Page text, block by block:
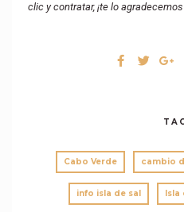
clic y contratar, ¡te lo
Cabo Verde cambio
info isla de sal Isla